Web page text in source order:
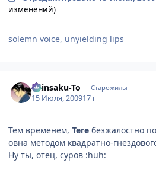
изменений)
solemn voice, unyielding lips
Shinsaku-To Старожилы
15 Июля, 200917 г
Тем временем, Tere безжалостно
овна методом квадратно-
Ну ты, отец, суров :huh: